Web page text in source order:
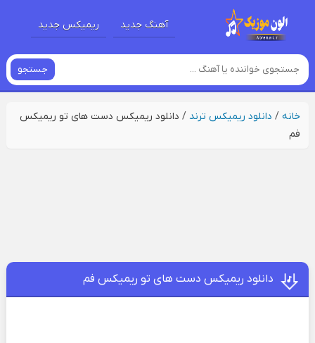
آهنگ جدید ریمیکس جدید
جستجو
خانه/ دانلود ریمیکس ترند / دانلود ریمیکس دست های تو ریمیکس
فم
دانلود ریمیکس دست های تو ریمیکس فم